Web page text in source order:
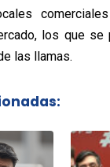
los que se
las llamas.